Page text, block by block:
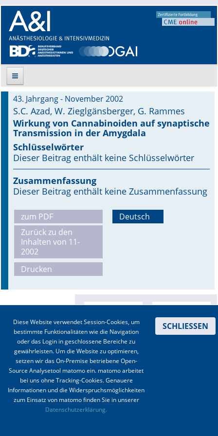
Suche
Aktuelle Ausgabe
Leitlinien
Archiv
Supplements
Supplements OrphanAnesthesia
Online First
A&I English
Bestell-Service
Stellenmarkt
Kongresskalender
43. Jahrgang - November 2002
S.C. Azad, W. Zieglgänsberger, G. Rammes
Wirkung von Cannabinoiden auf synaptische
Transmission in der Amygdala
Schlüsselwörter
Dieser Beitrag enthält keine Schlüsselwörter
Zusammenfassung
Dieser Beitrag enthält keine Zusammenfassung
zum PDF
Zurück zu den
Inhalten von 11-
2002
Drucken
Deutsch
Impressum Datenschutz
Diese Website verwendet Session-Cookies, um
bestimmte Funktionalitäten wie die Navigation
oder das Login in geschlossene Bereiche zu
gewährleisten. Um die Website zu optimieren,
setzen wir das On-Premise betriebene Open-
Source Analysetool matomo ein. matomo arbeitet
bei uns ohne Tracking-Cookies. Genauere
Informationen und die Widerspruchsmöglichkeiten
zum Einsatz von matomo finden Sie in unserer
Datenschutzerklärung.
SCHLIESSEN